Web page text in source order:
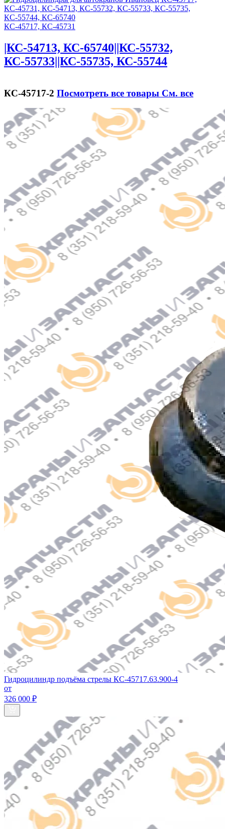
КС-45717, КС-45731
|КС-54713, КС-65740||КС-55732,
КС-55733||КС-55735, КС-55744
КС-45717-2 Посмотреть все товары См. все
Гидроцилиндр подъёма стрелы КС-45717.63.900-4
от
326 000 ₽